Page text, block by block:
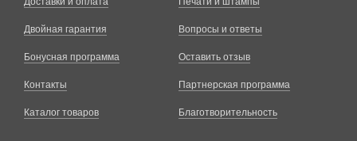
Двойная гарантия
Бонусная программа
Контакты
Каталог товаров
Вопросы и ответы
Оставить отзыв
Партнерская программа
Благотворительность